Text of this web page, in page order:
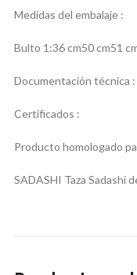
Medidas del embalaje :
Bulto 1:36 cm50 cm51
Documentación técnica :
Certificados :
Producto homologado
SADASHI Taza Sadashi